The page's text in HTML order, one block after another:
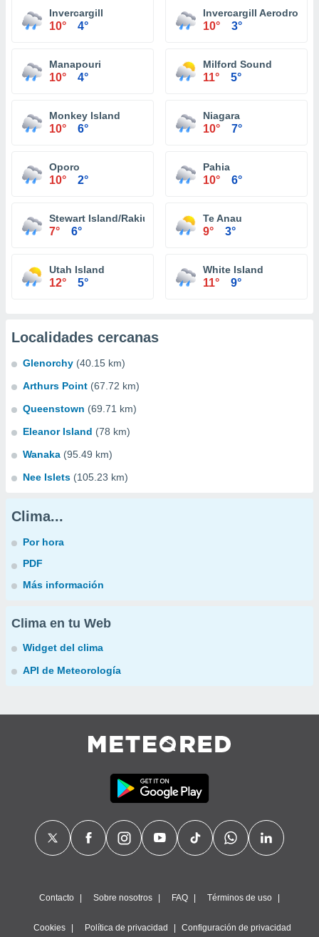
Invercargill
10° 4°
Invercargill Aerodrome
10° 3°
Manapouri
10° 4°
Milford Sound
11° 5°
Monkey Island
10° 6°
Niagara
10° 7°
Oporo
10° 2°
Pahia
10° 6°
Stewart Island/Rakiura
7° 6°
Te Anau
9° 3°
Utah Island
12° 5°
White Island
11° 9°
Localidades cercanas
Glenorchy (40.15 km)
Arthurs Point (67.72 km)
Queenstown (69.71 km)
Eleanor Island (78 km)
Wanaka (95.49 km)
Nee Islets (105.23 km)
Clima...
Por hora
PDF
Más información
Clima en tu Web
Widget del clima
API de Meteorología
Contacto Sobre nosotros FAQ Términos de uso
Cookies Política de privacidad Configuración de privacidad